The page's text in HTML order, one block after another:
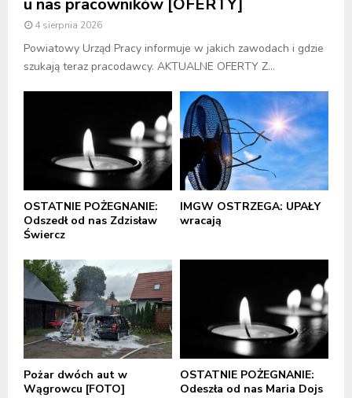
u nas pracowników [OFERTY]
4 sierpnia 2026
Powiatowy Urząd Pracy informuje w jakich zawodach i gdzie
szukają teraz pracodawcy. AKTUALNE OFERTY Z...
OSTATNIE POŻEGNANIE:
Odszedł od nas Zdzisław
Świercz
IMGW OSTRZEGA: UPAŁY
wracają
Pożar dwóch aut w
Wągrowcu [FOTO]
OSTATNIE POŻEGNANIE:
Odeszła od nas Maria Dojs